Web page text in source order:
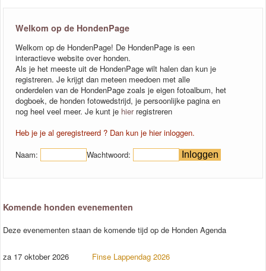
Welkom op de HondenPage
Welkom op de HondenPage! De HondenPage is een
interactieve website over honden.
Als je het meeste uit de HondenPage wilt halen dan kun je
registreren. Je krijgt dan meteen meedoen met alle
onderdelen van de HondenPage zoals je eigen fotoalbum, het
dogboek, de honden fotowedstrijd, je persoonlijke pagina en
nog heel veel meer. Je kunt je hierregistreren
Heb je je al geregistreerd ? Dan kun je hier inloggen.
Naam:
Wachtwoord:
Komende honden evenementen
Deze evenementen staan de komende tijd op de Honden Agenda
za 17 oktober 2026
Finse Lappendag 2026